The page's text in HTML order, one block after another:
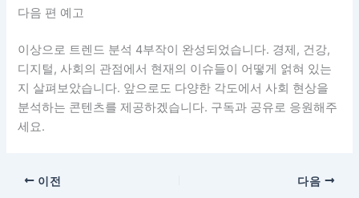
다음 편 예고
이상으로 트렌드 분석 4부작이 완성되었습니다. 경제, 건강,
디지털, 사회의 관점에서 현재의 이슈들이 어떻게 얽혀 있는
지 살펴보았습니다. 앞으로도 다양한 각도에서 사회 현상을
분석하는 콘텐츠를 제공하겠습니다. 구독과 공유로 응원해주
세요.
이전 다음